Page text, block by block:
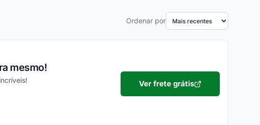
Ordenar por
mesmo!
Ver frete grátis